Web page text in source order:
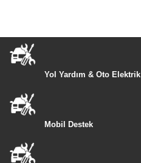
Yol Yardım & Oto Elektrik
Mobil Destek